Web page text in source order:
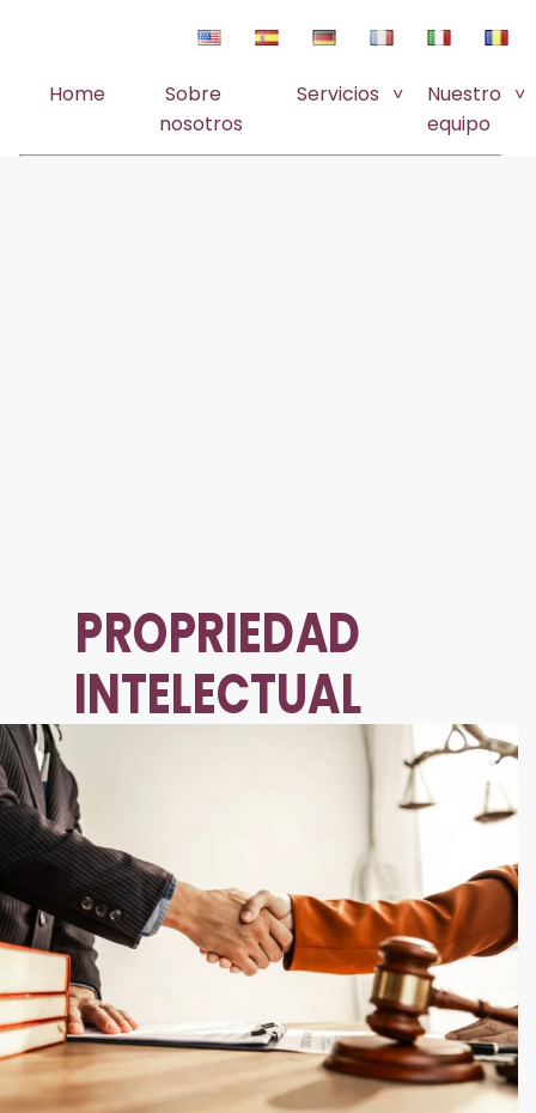
Home
Sobre
nosotros
Servicios
Nuestro
equipo
PROPRIEDAD
INTELECTUAL